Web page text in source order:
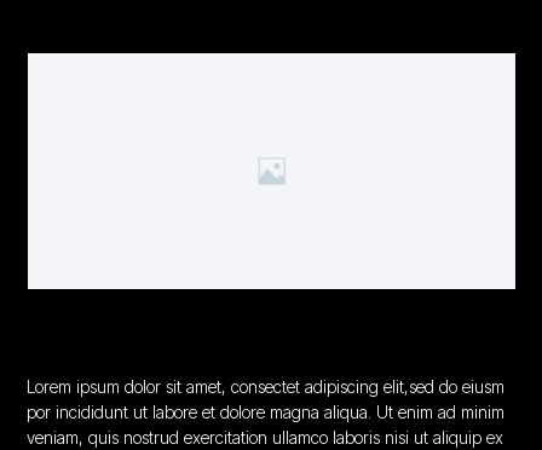
Lorem ipsum dolor sit amet, consectet adipiscing elit,sed do eiusm
por incididunt ut labore et dolore magna aliqua. Ut enim ad minim
veniam, quis nostrud exercitation ullamco laboris nisi ut aliquip ex